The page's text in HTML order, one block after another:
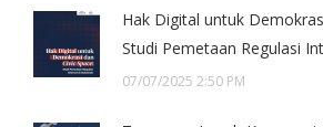
Hak Digital untuk
Studi Pemetaan Regulasi
07/07/2025 2:50 PM